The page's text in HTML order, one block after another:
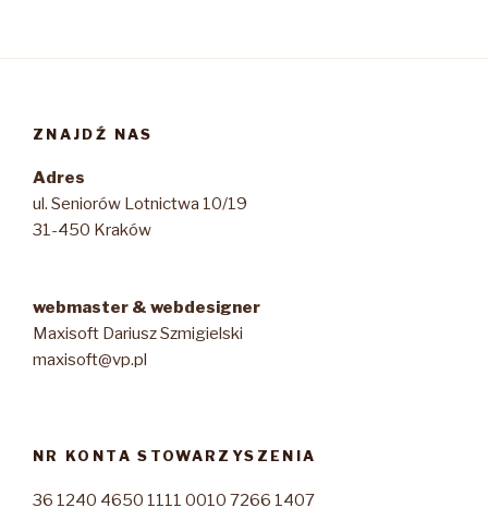
ZNAJDŹ NAS
Adres
ul. Seniorów Lotnictwa 10/19
31-450 Kraków
webmaster & webdesigner
Maxisoft Dariusz Szmigielski
maxisoft@vp.pl
NR KONTA STOWARZYSZENIA
36 1240 4650 1111 0010 7266 1407